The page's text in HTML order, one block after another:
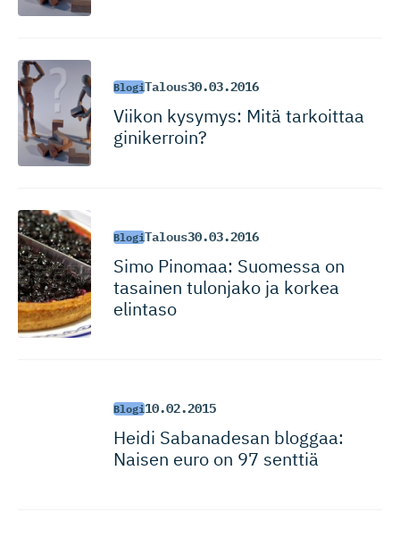
BlogiTalous30.03.2016
Viikon kysymys: Mitä tarkoittaa
ginikerroin?
BlogiTalous30.03.2016
Simo Pinomaa: Suomessa on
tasainen tulonjako ja korkea
elintaso
Blogi10.02.2015
Heidi Sabanadesan bloggaa:
Naisen euro on 97 senttiä